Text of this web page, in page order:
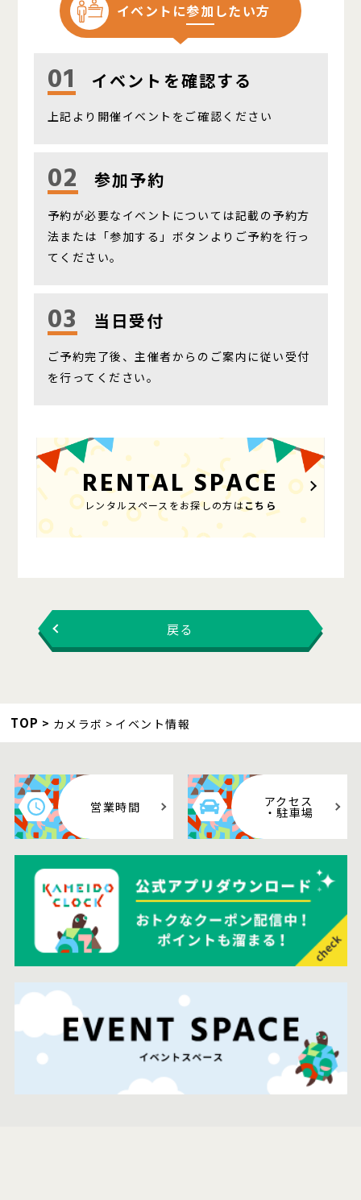
イベントに参加 したい方
01 イベントを確認する
上記より開催イベントをご確認ください
02 参加予約
予約が必要なイベントについては記載の予約方
法または「参加する」ボタンよりご予約を行っ
てください。
03 当日受付
ご予約完了後、主催者からのご案内に従い受付
を行ってください。
RENTAL SPACE
レンタルスペースをお探しの方はこちら
戻る
TOP カメラボ イベント情報
営業時間 アクセス
・駐車場